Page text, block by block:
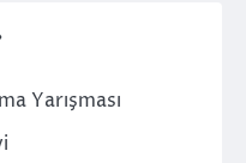
Yarışması